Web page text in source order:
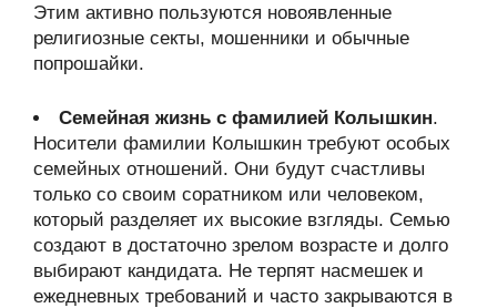
Этим активно пользуются новоявленные
религиозные секты, мошенники и обычные
попрошайки.
Семейная жизнь с фамилией Колышкин.
Носители фамилии Колышкин требуют особых
семейных отношений. Они будут счастливы
только со своим соратником или человеком,
который разделяет их высокие взгляды. Семью
создают в достаточно зрелом возрасте и долго
выбирают кандидата. Не терпят насмешек и
ежедневных требований и часто закрываются в